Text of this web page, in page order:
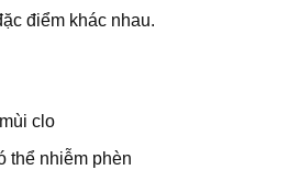
điểm khác nhau.
clo
thể nhiễm phèn